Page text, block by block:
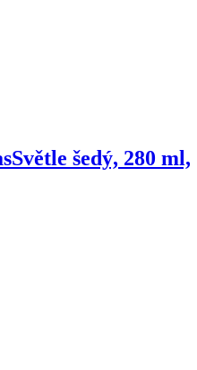
Světle šedý, 280 ml,